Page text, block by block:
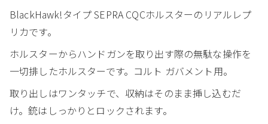
BlackHawk!タイプ SEPRA CQCホルスターのリアルレプ
リカです。
ホルスターからハンドガンを取り出す際の無駄な操作を
一切排したホルスターです。コルト ガバメント用。
取り出しはワンタッチで、収納はそのまま挿し込むだ
け。銃はしっかりとロックされます。